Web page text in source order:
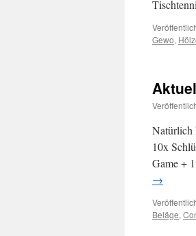
Gewo,
Natürlich
10x
Game +
→
Beläge,